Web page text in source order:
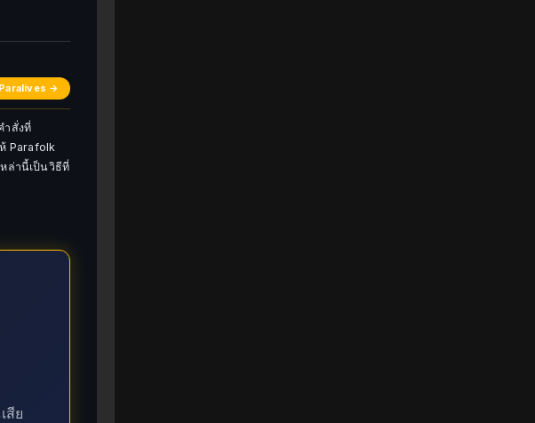
Paralives →
ำสั่งที่
Parafolk
ล่านี้เป็นวิธีที่
สีย